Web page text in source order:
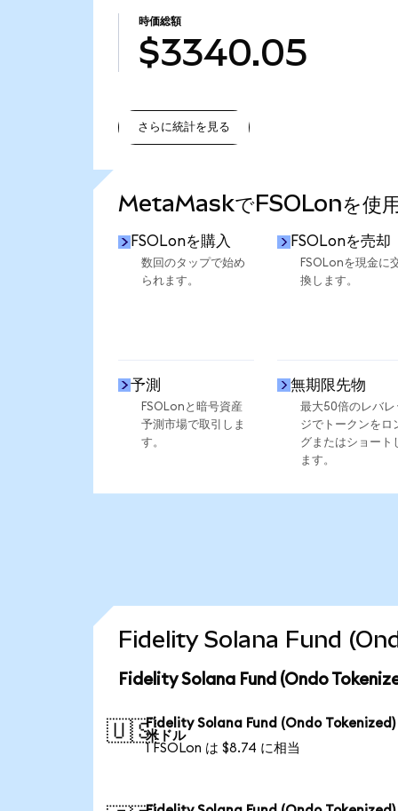
時価総額
$3340.05
さらに統計を見る
MetaMaskでFSOLonを使
FSOLonを購入
数回のタップで始め
られます。
FSOLonを売却
FSOLonを現金に
換します。
予測
FSOLonと暗号資産
予測市場で取引しま
す。
無期限先物
最大50倍のレバレ
ジでトークンをロ
グまたはショート
ます。
Fidelity Solana Fund
Fidelity Solana Fund (Ondo
🇺🇸Fidelity Solana Fund (Ondo Tokenized)
米ドル
1 FSOLon は $8.74 に相当